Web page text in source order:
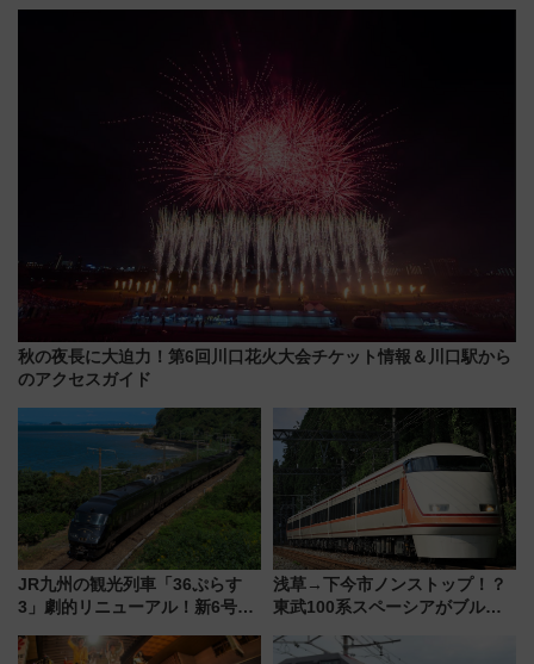
秋の夜長に大迫力！第6回川口花火大会チケット情報＆川口駅から
のアクセスガイド
JR九州の観光列車「36ぷらす
3」劇的リニューアル！新6号車
別 “プレミアムランチ”導入･ル
浅草→下今市ノンストップ！？
東武100系スペーシアがブルー
ー当時の停車駅」を再現 運転